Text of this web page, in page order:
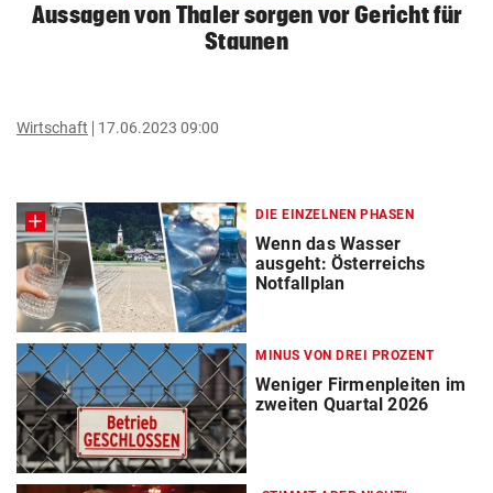
Aussagen von Thaler sorgen vor Gericht für
Staunen
Wirtschaft 17.06.2023 09:00
DIE EINZELNEN PHASEN
Wenn das Wasser
ausgeht: Österreichs
Notfallplan
MINUS VON DREI PROZENT
Weniger Firmenpleiten im
zweiten Quartal 2026